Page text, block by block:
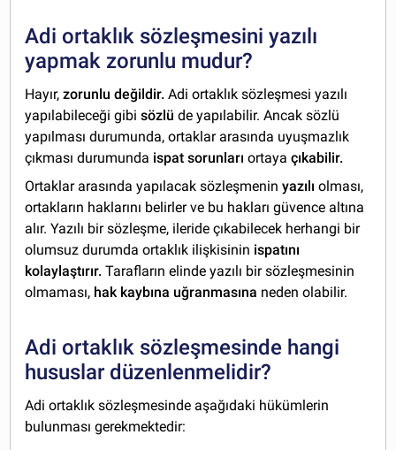
Adi ortaklık sözleşmesini yazılı
yapmak zorunlu mudur?
Hayır,zorunlu değildir. Adi ortaklık sözleşmesi yazılı
yapılabileceği gibisözlü de yapılabilir. Ancak sözlü
yapılması durumunda, ortaklar arasında uyuşmazlık
çıkması durumunda ispat sorunları ortayaçıkabilir.
Ortaklar arasında yapılacak sözleşmeninyazılı olması,
ortakların haklarını belirler ve bu hakları güvence altına
alır. Yazılı bir sözleşme, ileride çıkabilecek herhangi bir
olumsuz durumda ortaklık ilişkisinin ispatını
kolaylaştırır. Tarafların elinde yazılı bir sözleşmesinin
olmaması, hak kaybına uğranmasına neden olabilir.
Adi ortaklık sözleşmesinde hangi
hususlar düzenlenmelidir?
Adi ortaklık sözleşmesinde aşağıdaki hükümlerin
bulunması gerekmektedir: